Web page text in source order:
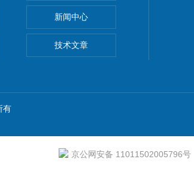
抗冲击性能试验仪
新闻中心
技术文章
有
京公网安备 11011502005796号